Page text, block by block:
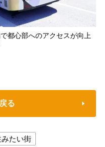
都心部へのアクセスが向上
る
みたい街